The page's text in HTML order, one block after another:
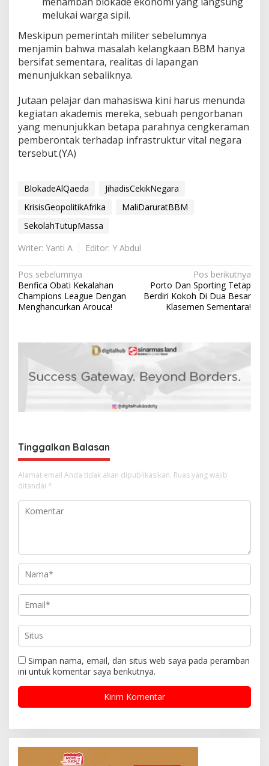
melukai warga sipil.
Meskipun pemerintah militer sebelumnya
menjamin bahwa masalah kelangkaan BBM hanya
bersifat sementara, realitas di lapangan
menunjukkan sebaliknya.
Jutaan pelajar dan mahasiswa kini harus menunda
kegiatan akademis mereka, sebuah pengorbanan
yang menunjukkan betapa parahnya cengkeraman
pemberontak terhadap infrastruktur vital negara
tersebut.(YA)
BlokadeAlQaeda
JihadisCekikNegara
KrisisGeopolitikAfrika
MaliDaruratBBM
SekolahTutupMassa
Writer: Yanti A
Editor: Y Abdul
N
a
v
g
p
s
Pos sebelumnya
Benfica Obati Kekalahan
Champions League Dengan
Menghancurkan Arouca!
Pos berikutnya
Porto Dan Sporting Tetap
Berdiri Kokoh Di Dua Besar
Klasemen Sementara!
Tinggalkan Balasan
Alamat email Anda tidak akan dipublikasikan. Ruas yang wajib
ditandai *
Simpan nama, email, dan situs web saya pada peramban
ini untuk komentar saya berikutnya.